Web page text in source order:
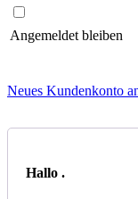
Angemeldet bleiben
Neues Kundenkonto
Hallo .